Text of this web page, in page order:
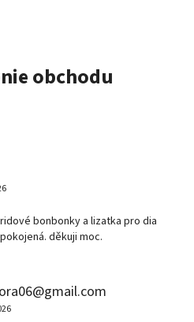
obchodu
bonbonky a lizatka pro dia
děkuji moc.